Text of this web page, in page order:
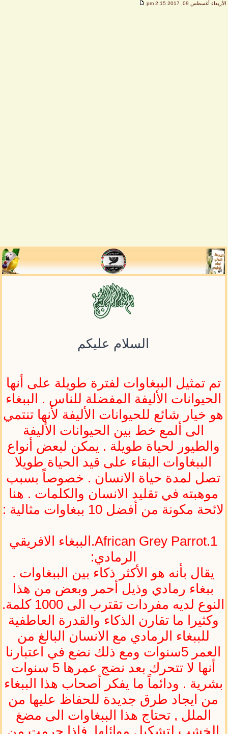
الأربعاء أغسطس 09, 2017 2:15 pm
السلام عليكم
تم تمثيل الببغاوات لفترة طويلة على أنها
الحيوانات الأليفة المفضلة للناس . الببغاء
هو خيار شائع للحيوانات الأليفة لأنها تنتمي
الى ألمع خط بين الحيوانات الأليفة
والطيور لحياة طويلة . يمكن لبعض أنواع
الببغاوات البقاء على قيد الحياة طويلا
تصل لمدة حياة الانسان . خصوصاً بسبب
موهبته في تقليد الانسان والكلمات . هنا
لائحة مكونة من أفضل 10 ببغاوات مثالية :
African Grey Parrot.1.الببغاء الافريقي
الرمادي:
يقال بأنه هو الأكثر ذكاء بين الببغاوات .
ببغاء رمادي وذيل أحمر وبعض من هذا
النوع لديه مفردات تقترب الى 1000 كلمة.
وكثيرا ما تقارن الذكاء والقدرة العاطفية
للببغاء الرمادي مع الانسان البالغ من
العمر 5سنوات ومع ذلك نضع في اعتبارنا
أنها لا تتحرك بعد نضج عمرها 5 سنوات
بشرية . ودائماً ما يفكر أصحاب هذا الببغاء
من ايجاد طرق جديدة للحفاظ عليها من
الملل , تحتاج هذا الببغاوات الى مضغ
الخشب لتشكيل موائلها, فاذا حرمت من